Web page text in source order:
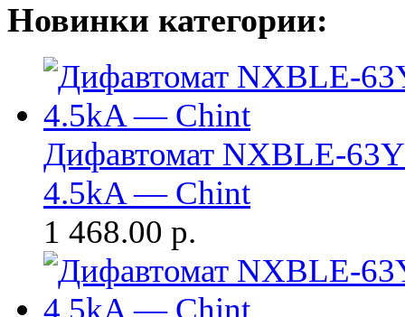
Новинки категории:
Дифавтомат NXBLE-
4.5kA — Chint
1 468.00 р.